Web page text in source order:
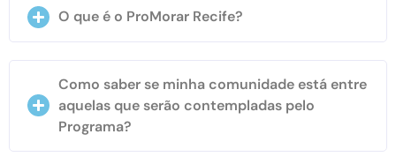
O que é o ProMorar Recife?
Como saber se minha comunidade está entre
aquelas que serão contempladas pelo
Programa?